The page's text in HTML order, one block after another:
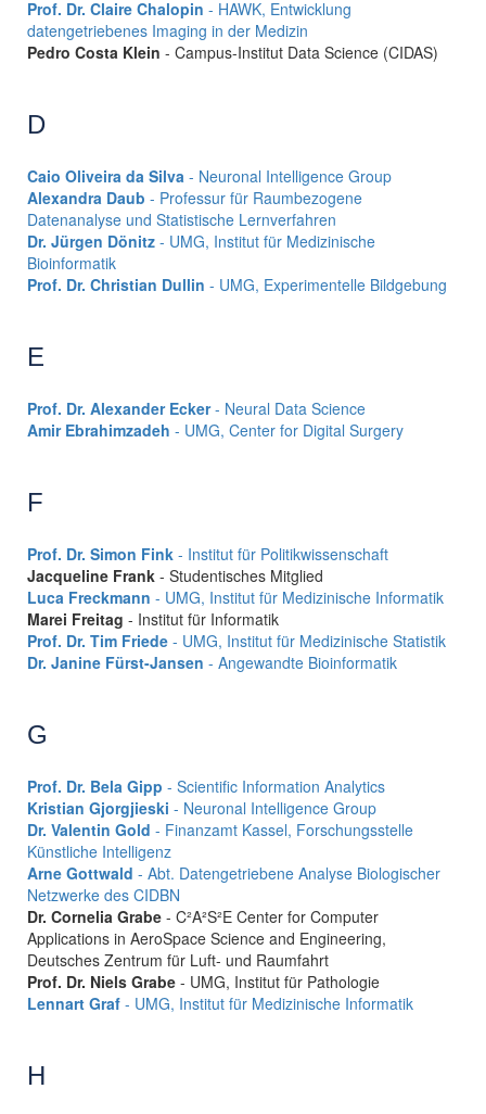
Prof. Dr. Claire Chalopin - HAWK, Entwicklung
datengetriebenes Imaging in der Medizin
Pedro Costa Klein - Campus-Institut Data Science (CIDAS)
D
Caio Oliveira da Silva - Neuronal Intelligence Group
Alexandra Daub - Professur für Raumbezogene
Datenanalyse und Statistische Lernverfahren
Dr. Jürgen Dönitz - UMG, Institut für Medizinische
Bioinformatik
Prof. Dr. Christian Dullin - UMG, Experimentelle Bildgebung
E
Prof. Dr. Alexander Ecker- Neural Data Science
Amir Ebrahimzadeh - UMG, Center for Digital Surgery
F
Prof. Dr. Simon Fink - Institut für Politikwissenschaft
Jacqueline Frank - Studentisches Mitglied
Luca Freckmann - UMG, Institut für Medizinische Informatik
Marei Freitag - Institut für Informatik
Prof. Dr. Tim Friede - UMG, Institut für Medizinische Statistik
Dr. Janine Fürst-Jansen - Angewandte Bioinformatik
G
Prof. Dr. Bela Gipp - Scientific Information Analytics
Kristian Gjorgjieski - Neuronal Intelligence Group
Dr. Valentin Gold - Finanzamt Kassel, Forschungsstelle
Künstliche Intelligenz
Arne Gottwald - Abt. Datengetriebene Analyse Biologischer
Netzwerke des CIDBN
Dr. Cornelia Grabe - C²A²S²E Center for Computer
Applications in AeroSpace Science and Engineering,
Deutsches Zentrum für Luft- und Raumfahrt
Prof. Dr. Niels Grabe - UMG, Institut für Pathologie
Lennart Graf - UMG, Institut für Medizinische Informatik
H